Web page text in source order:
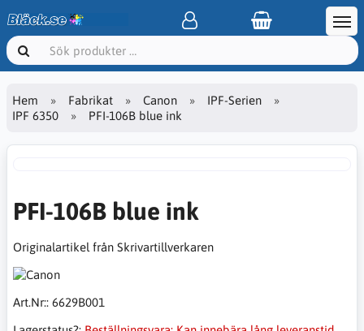
Hem Fabrikat Canon
IPF-Serien
IPF 6350
PFI-106B blue ink
PFI-106B blue ink
Originalartikel från Skrivartillverkaren
Art.Nr:: 6629B001